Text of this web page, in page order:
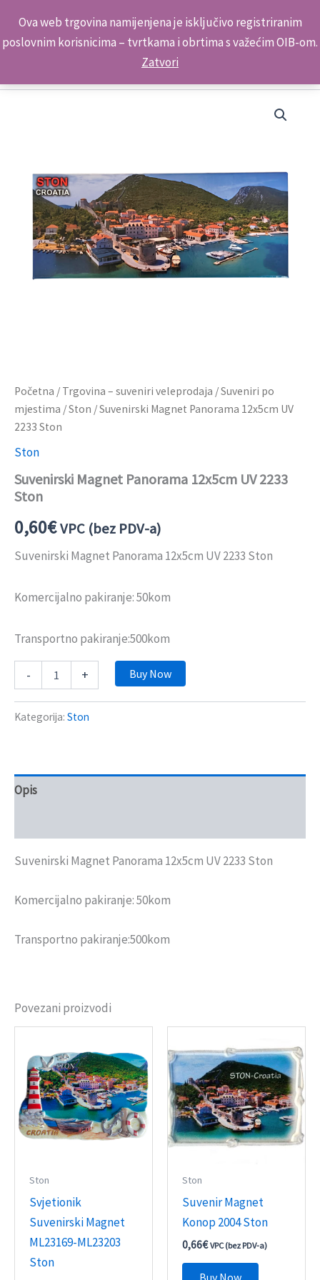
Ova web trgovina namijenjena je isključivo registriranim
poslovnim korisnicima – tvrtkama i obrtima s važećim OIB-om.
Zatvori
content
Kontakt telefon: +385 98 179 3891
Početna / Trgovina – suveniri veleprodaja /Suveniri po
mjestima /Ston / Suvenirski Magnet Panorama 12x5cm UV
2233 Ston
Ston
Suvenirski Magnet Panorama 12x5cm UV 2233
Ston
0,60€VPC (bez PDV-a)
Suvenirski Magnet Panorama 12x5cm UV 2233 Ston
Komercijalno pakiranje: 50kom
Transportno pakiranje:500kom
-
količina
+ Buy Now
Kategorija: Ston
Opis
Suvenirski Magnet Panorama 12x5cm UV 2233 Ston
Komercijalno pakiranje: 50kom
Transportno pakiranje:500kom
Povezani proizvodi
Ston
Svjetionik
Suvenirski Magnet
ML23169-ML23203
Ston
Ston
Suvenir Magnet
Konop 2004 Ston
0,66€ VPC (bez PDV-a)
Buy Now